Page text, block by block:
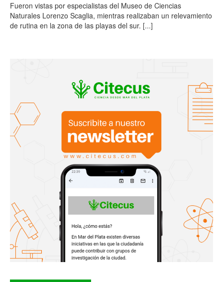
Fueron vistas por especialistas del Museo de Ciencias
Naturales Lorenzo Scaglia, mientras realizaban un relevamiento
de rutina en la zona de las playas del sur. [...]